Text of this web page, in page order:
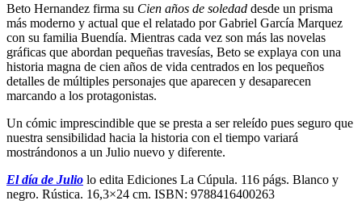
Beto Hernandez firma su Cien años de soledad desde un prisma
más moderno y actual que el relatado por Gabriel García Marquez
con su familia Buendía. Mientras cada vez son más las novelas
gráficas que abordan pequeñas travesías, Beto se explaya con una
historia magna de cien años de vida centrados en los pequeños
detalles de múltiples personajes que aparecen y desaparecen
marcando a los protagonistas.
Un cómic imprescindible que se presta a ser releído pues seguro que
nuestra sensibilidad hacia la historia con el tiempo variará
mostrándonos a un Julio nuevo y diferente.
El día de Julio lo edita Ediciones La Cúpula. 116 págs. Blanco y
negro. Rústica. 16,3×24 cm. ISBN: 9788416400263